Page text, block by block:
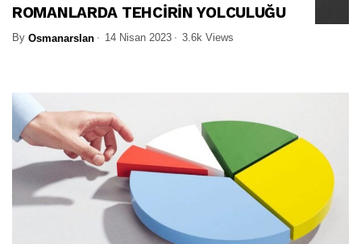
ROMANLARDA TEHCİRİN YOLCULUĞU
By Osmanarslan 14 Nisan 2023 3.6k Views